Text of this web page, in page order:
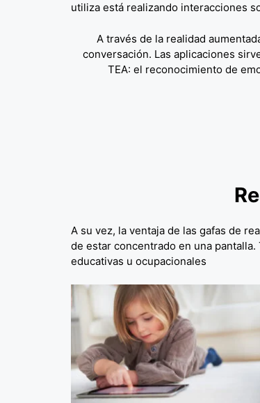
utiliza está realizando interacciones
A través de la realidad
conversación. Las aplicaciones
TEA: el reconocimiento de
A su vez, la ventaja de las gafas de
de estar concentrado en una
educativas u ocupacionales